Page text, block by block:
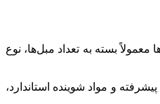
بسته به تعداد مبل‌ها، نوع
و مواد شوینده استاندارد،